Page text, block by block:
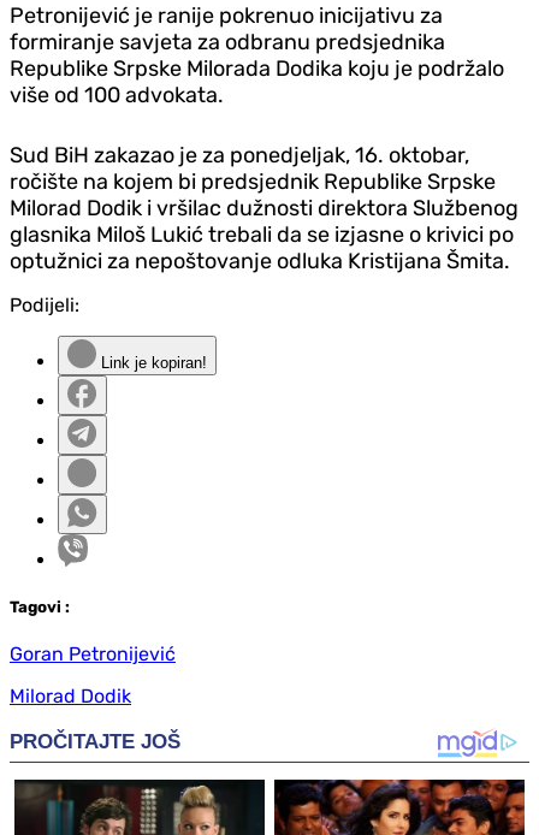
Petronijević je ranije pokrenuo inicijativu za
formiranje savjeta za odbranu predsjednika
Republike Srpske Milorada Dodika koju je podržalo
više od 100 advokata.
Sud BiH zakazao je za ponedjeljak, 16. oktobar,
ročište na kojem bi predsjednik Republike Srpske
Milorad Dodik i vršilac dužnosti direktora Službenog
glasnika Miloš Lukić trebali da se izjasne o krivici po
optužnici za nepoštovanje odluka Kristijana Šmita.
Podijeli:
Link je kopiran!
Tagovi :
Goran Petronijević
Milorad Dodik